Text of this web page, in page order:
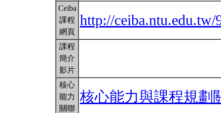
Ceiba
課程
網頁
http://ceiba.ntu.edu.tw/
課程
簡介
影片
核心
能力
關聯
核心能力與課程規劃